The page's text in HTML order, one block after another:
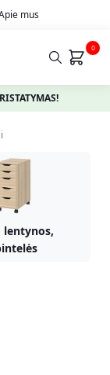
mus
0
lentynos,